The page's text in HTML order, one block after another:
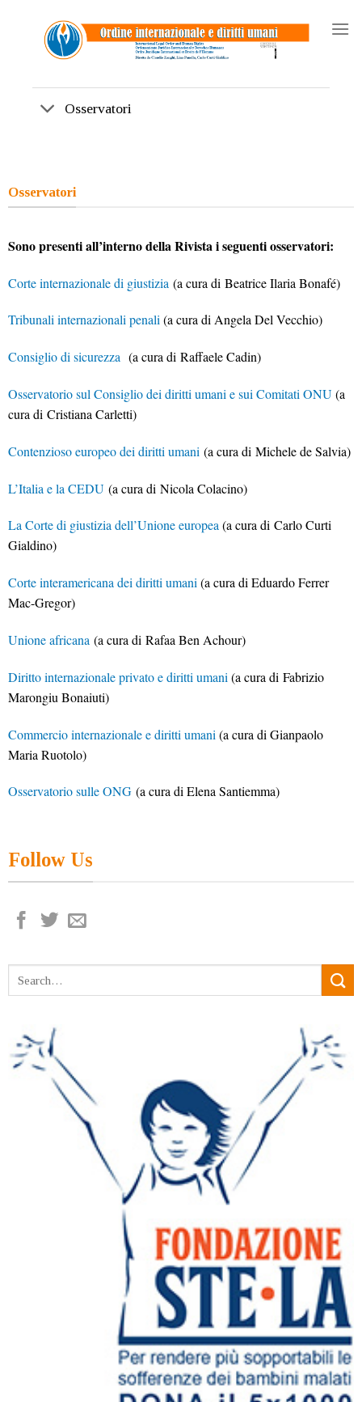
Osservatori
Osservatori
Sono presenti all’interno della Rivista i seguenti osservatori:
Corte internazionale di giustizia (a cura di Beatrice Ilaria Bonafé)
Tribunali internazionali penali(a cura di Angela Del Vecchio)
Consiglio di sicurezza (a cura di Raffaele Cadin)
Osservatorio sul Consiglio dei diritti umani e sui Comitati ONU(a
cura di Cristiana Carletti)
Contenzioso europeo dei diritti umani (a cura di Michele de Salvia)
L’Italia e la CEDU (a cura di Nicola Colacino)
La Corte di giustizia dell’Unione europea(a cura di Carlo Curti
Gialdino)
Corte interamericana dei diritti umani (a cura di Eduardo Ferrer
Mac-Gregor)
Unione africana (a cura di Rafaa Ben Achour)
Diritto internazionale privato e diritti umani (a cura di Fabrizio
Marongiu Bonaiuti)
Commercio internazionale e diritti umani (a cura di Gianpaolo
Maria Ruotolo)
Osservatorio sulle ONG(a cura di Elena Santiemma)
Follow Us